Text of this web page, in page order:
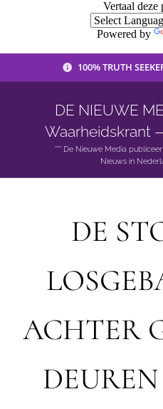
Vertaal deze
Powered by
100% TRUTH
DE NIEUWE
Waarheidskrant
*** De Nieuwe Media
Nieuws in
DE
ACHTER